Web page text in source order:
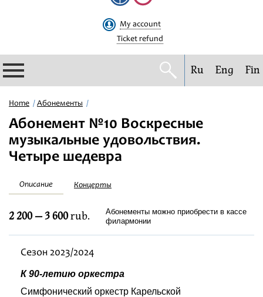
My account
Ticket refund
Philharmonic
Current events
Festivals
Ru Eng Fin
Home Абонементы
Абонемент №10 Воскресные
музыкальные удовольствия.
Четыре шедевра
Описание Концерты
2 200 — 3 600rub.
Абонементы можно приобрести в кассе
филармонии
Сезон 2023/2024
К 90-летию оркестра
Симфонический оркестр Карельской